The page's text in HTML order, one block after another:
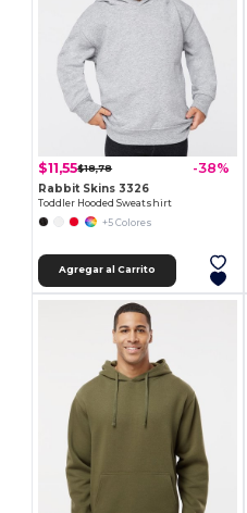
$11,55$18,78 -38%
Rabbit Skins 3326
Toddler Hooded Sweatshirt
+5 Colores
Agregar al Carrito